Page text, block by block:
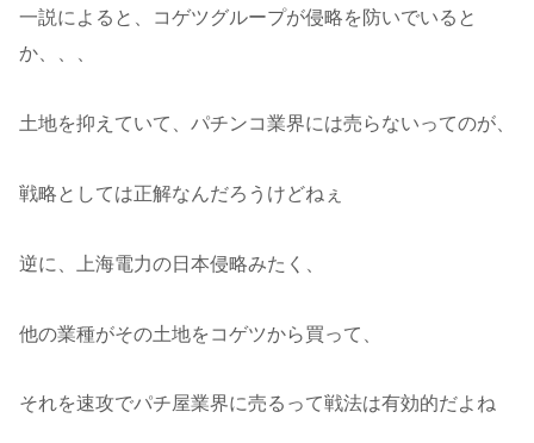
一説によると、コゲツグループが侵略を防いでいると
か、、、
土地を抑えていて、パチンコ業界には売らないってのが、
戦略としては正解なんだろうけどねぇ
逆に、上海電力の日本侵略みたく、
他の業種がその土地をコゲツから買って、
それを速攻でパチ屋業界に売るって戦法は有効的だよね